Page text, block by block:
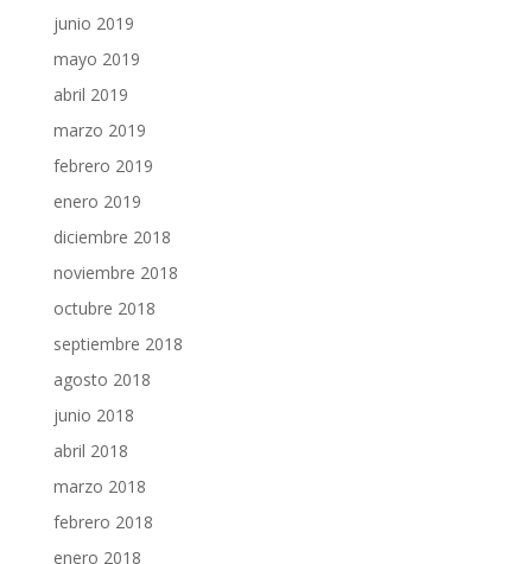
junio 2019
mayo 2019
abril 2019
marzo 2019
febrero 2019
enero 2019
diciembre 2018
noviembre 2018
octubre 2018
septiembre 2018
agosto 2018
junio 2018
abril 2018
marzo 2018
febrero 2018
enero 2018